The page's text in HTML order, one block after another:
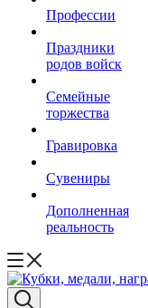
Профессии
Праздники
родов войск
Семейные
торжества
Гравировка
Сувениры
Дополненная
реальность